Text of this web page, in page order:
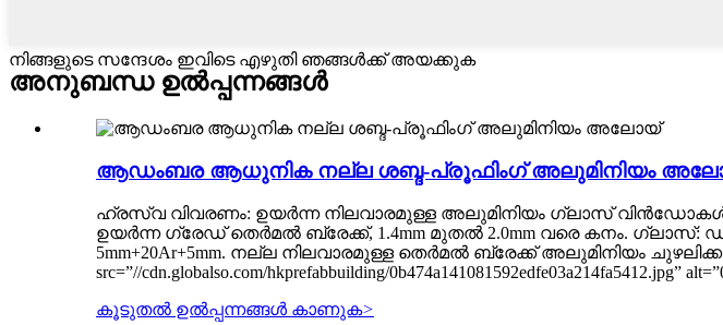
നിങ്ങളുടെ സന്ദേശം ഇവിടെ എഴുതി ഞങ്ങൾക്ക് അയക്കുക
അനുബന്ധ ഉൽപ്പന്നങ്ങൾ
ആഡംബര ആധുനിക നല്ല ശബ്ദ-പ്രൂഫിംഗ് അലുമിനിയം
ഹ്രസ്വ വിവരണം: ഉയർന്ന നിലവാരമുള്ള അലുമിനിയം ഗ്ലാസ്
ഉയർന്ന ഗ്രേഡ് തെർമൽ ബ്രേക്ക്, 1.4mm മുതൽ 2.0mm വരെ കനം.
5mm+20Ar+5mm. നല്ല നിലവാരമുള്ള തെർമൽ ബ്രേക്ക് അലുമിനിയം
src=”//cdn.globalso.com/hkprefabbuilding/0b474a141081592edfe03a214fa5412.jpg”
കൂടുതൽ ഉൽപ്പന്നങ്ങൾ കാണുക>